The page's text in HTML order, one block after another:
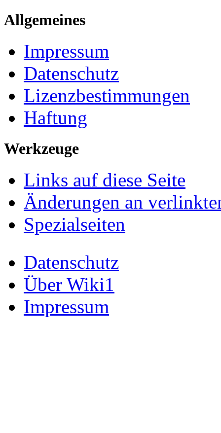
Allgemeines
Impressum
Datenschutz
Lizenzbestimmungen
Haftung
Werkzeuge
Links auf diese Seite
Änderungen an
Spezialseiten
Datenschutz
Über Wiki1
Impressum